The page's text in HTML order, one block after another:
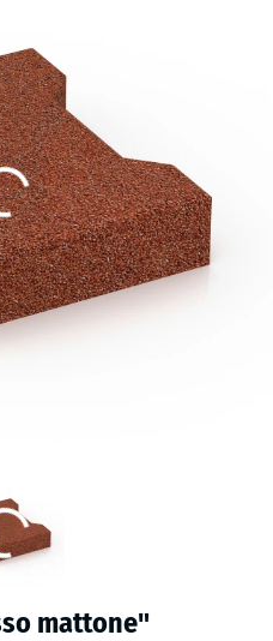
mattone"